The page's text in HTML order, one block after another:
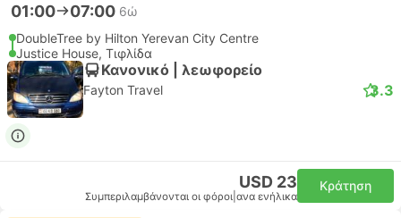
01:00 07:00 6ώ
DoubleTree by Hilton Yerevan City Centre
Justice House, Τιφλίδα
Κανονικό | λεωφορείο
Fayton Travel 3.3
USD 23
Συμπεριλαμβάνονται οι φόροι ανα ενήλικα
Κράτηση